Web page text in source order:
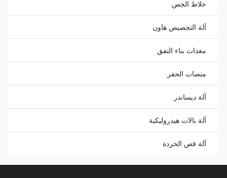
خلاط الجص
آلة التجصيص هاون
معدات بناء النفق
منصات الحفر
آلة ديساندر
آلة بالات هيدروليكية
آلة قص الخردة